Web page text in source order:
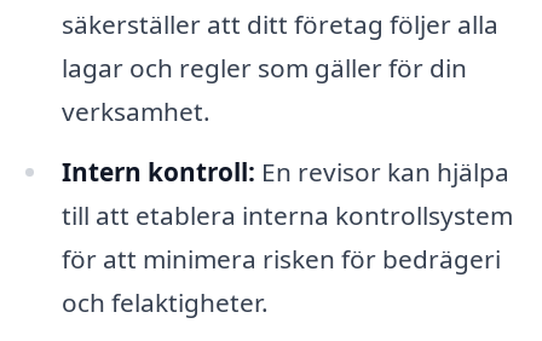
säkerställer att ditt företag följer alla
lagar och regler som gäller för din
verksamhet.
Intern kontroll: En revisor kan hjälpa
till att etablera interna kontrollsystem
för att minimera risken för bedrägeri
och felaktigheter.